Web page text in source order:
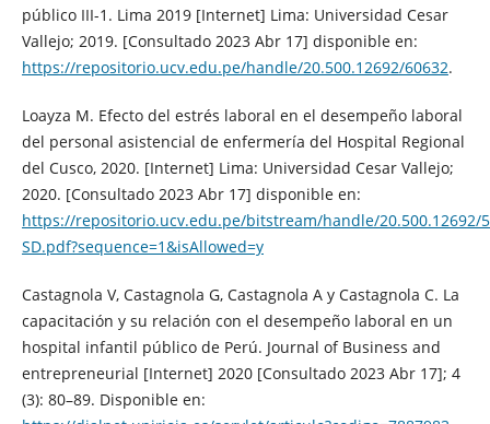
público III-1. Lima 2019 [Internet] Lima: Universidad Cesar
Vallejo; 2019. [Consultado 2023 Abr 17] disponible en:
https://repositorio.ucv.edu.pe/handle/20.500.12692/60632.
Loayza M. Efecto del estrés laboral en el desempeño laboral
del personal asistencial de enfermería del Hospital Regional
del Cusco, 2020. [Internet] Lima: Universidad Cesar Vallejo;
2020. [Consultado 2023 Abr 17] disponible en:
https://repositorio.ucv.edu.pe/bitstream/handle/20.500.12692/
SD.pdf?sequence=1&isAllowed=y
Castagnola V, Castagnola G, Castagnola A y Castagnola C. La
capacitación y su relación con el desempeño laboral en un
hospital infantil público de Perú. Journal of Business and
entrepreneurial [Internet] 2020 [Consultado 2023 Abr 17]; 4
(3): 80–89. Disponible en: